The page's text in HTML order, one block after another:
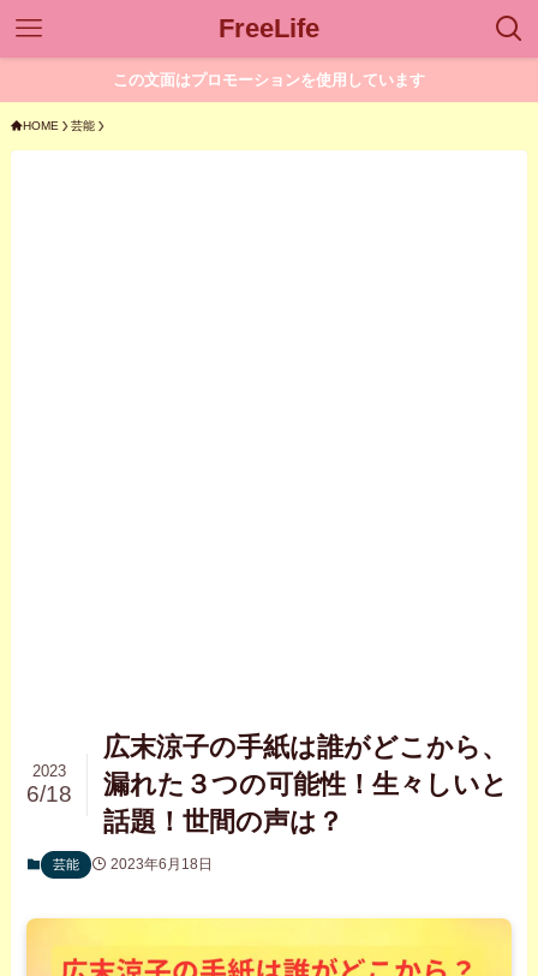
FreeLife
この文面はプロモーションを使用しています
HOME 芸能
広末涼子の手紙は誰がどこから、
漏れた３つの可能性！生々しいと
話題！世間の声は？
2023
6/18
芸能 2023年6月18日